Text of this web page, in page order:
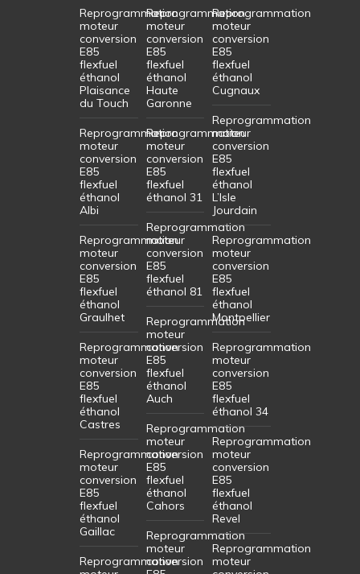
Reprogrammation
moteur
conversion
E85
flexfuel
éthanol
Plaisance
du Touch
Reprogrammation
moteur
conversion
E85
flexfuel
éthanol
Albi
Reprogrammation
moteur
conversion
E85
flexfuel
éthanol
Graulhet
Reprogrammation
moteur
conversion
E85
flexfuel
éthanol
Castres
Reprogrammation
moteur
conversion
E85
flexfuel
éthanol
Gaillac
Reprogrammation
Reprogrammation
moteur
conversion
E85
flexfuel
éthanol
Haute
Garonne
Reprogrammation
moteur
conversion
E85
flexfuel
éthanol 31
Reprogrammation
moteur
conversion
E85
flexfuel
éthanol 81
Reprogrammation
moteur
conversion
E85
flexfuel
éthanol
Auch
Reprogrammation
moteur
conversion
E85
flexfuel
éthanol
Cahors
Reprogrammation
moteur
conversion
Reprogrammation
moteur
conversion
E85
flexfuel
éthanol
Cugnaux
Reprogrammation
moteur
conversion
E85
flexfuel
éthanol
L’Isle
Jourdain
Reprogrammation
moteur
conversion
E85
flexfuel
éthanol
Montpellier
Reprogrammation
moteur
conversion
E85
flexfuel
éthanol 34
Reprogrammation
moteur
conversion
E85
flexfuel
éthanol
Revel
Reprogrammation
moteur